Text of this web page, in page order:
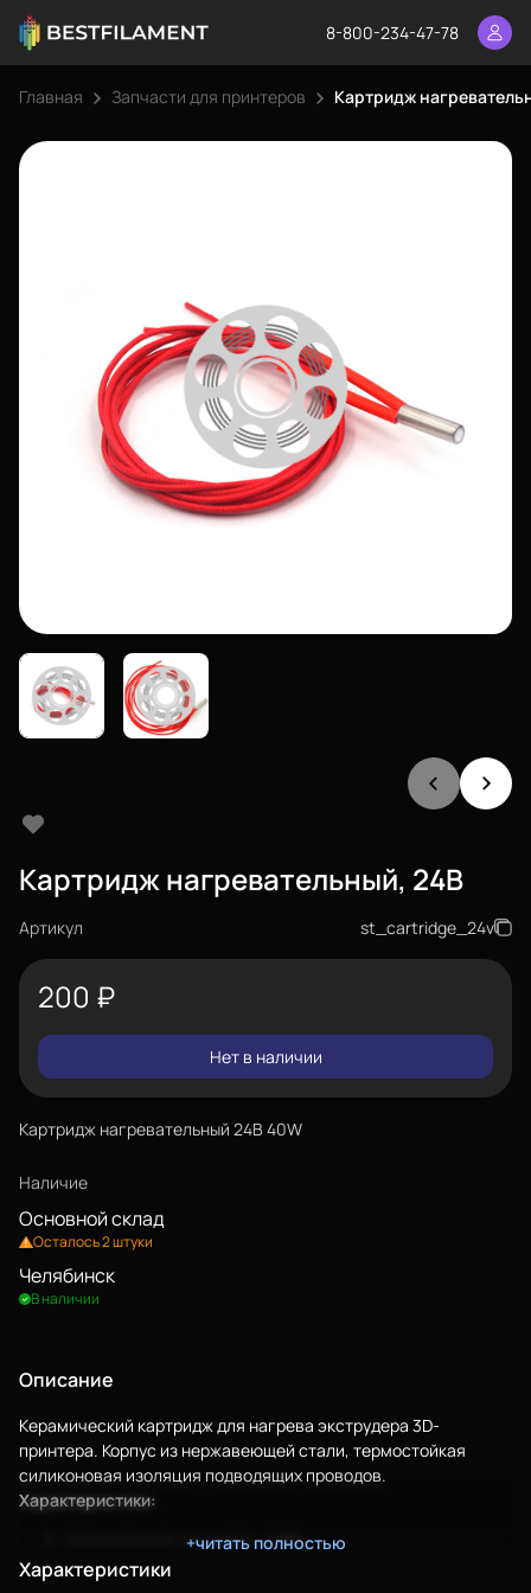
8-800-234-47-78
Главная Запчасти для принтеров Картридж
Картридж нагревательный, 24В
Артикул st_cartridge_24v
200 ₽
Нет в наличии
Картридж нагревательный 24В 40W
Наличие
Основной склад
Осталось 2 штуки
Челябинск
В наличии
Описание
Керамический картридж для нагрева экструдера 3D-
принтера. Корпус из нержавеющей стали, термостойкая
силиконовая изоляция подводящих проводов.
Характеристики:
Номинальная мощность: 40Вт;
Напряжение питания: 24В;
+читать полностью
Характеристики
Еще
Войти
О нас